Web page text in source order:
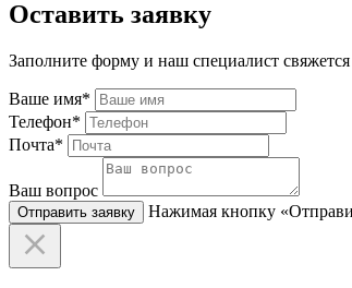
Оставить заявку
Заполните форму и наш специалист
Ваше имя*
Телефон*
Почта*
Ваш вопрос
Отправить заявку Нажимая кнопку